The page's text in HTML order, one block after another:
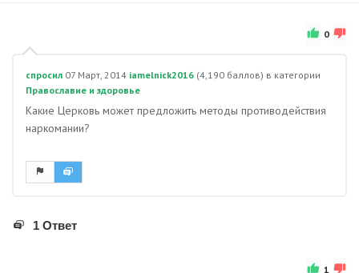
0
спросил 07 Март, 2014 iamelnick2016 (4,190 баллов) в категории
Православие и здоровье
Какие Церковь может предложить методы противодействия
наркомании?
1 Ответ
1